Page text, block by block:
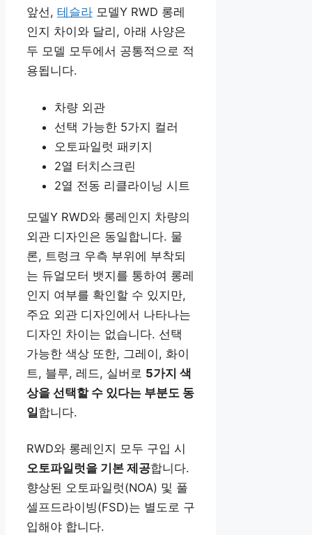
앞선, 테슬라 모델Y RWD 롱레
인지 차이와 달리, 아래 사양은
두 모델 모두에서 공통적으로 적
용됩니다.
차량 외관
선택 가능한 5가지 컬러
오토파일럿 패키지
2열 터치스크린
2열 전동 리클라이닝 시트
모델Y RWD와 롱레인지 차량의
외관 디자인은 동일합니다. 물
론, 트렁크 우측 부위에 부착되
는 듀얼모터 뱃지를 통하여 롱레
인지 여부를 확인할 수 있지만,
주요 외관 디자인에서 나타나는
디자인 차이는 없습니다. 선택
가능한 색상 또한, 그레이, 화이
트, 블루, 레드, 실버로 5가지 색
상을 선택할 수 있다는 부분도 동
일합니다.
RWD와 롱레인지 모두 구입 시
오토파일럿을 기본 제공합니다.
향상된 오토파일럿(NOA) 및 풀
셀프드라이빙(FSD)는 별도로 구
입해야 합니다.